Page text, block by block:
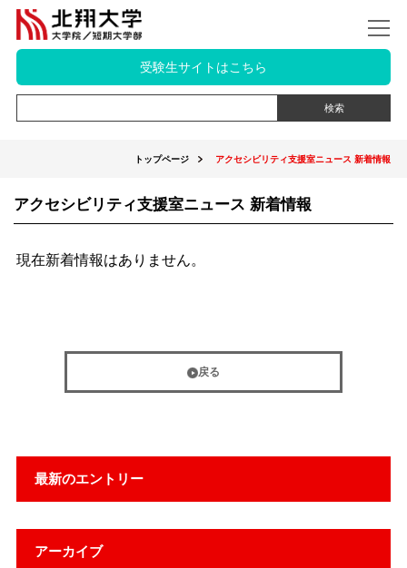
受験生サイトはこちら
トップページ アクセシビリティ支援室ニュース 新着情報
最新のエントリー
アーカイブ
アクセシビリティ支援室ニュース 新着情報
現在新着情報はありません。
戻る